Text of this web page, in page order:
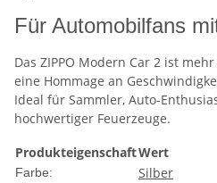
Für Automobilfans
Das ZIPPO Modern Car 2 ist
eine Hommage an
Ideal für Sammler, Auto-
hochwertiger Feuerzeuge.
ProdukteigenschaftWert
Farbe: Silber